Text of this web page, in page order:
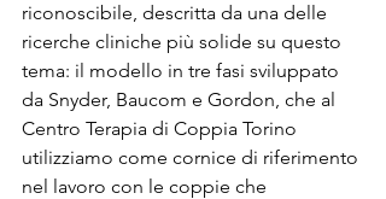
riconoscibile, descritta da una delle
ricerche cliniche più solide su questo
tema: il modello in tre fasi sviluppato
da Snyder, Baucom e Gordon, che al
Centro Terapia di Coppia Torino
utilizziamo come cornice di riferimento
nel lavoro con le coppie che